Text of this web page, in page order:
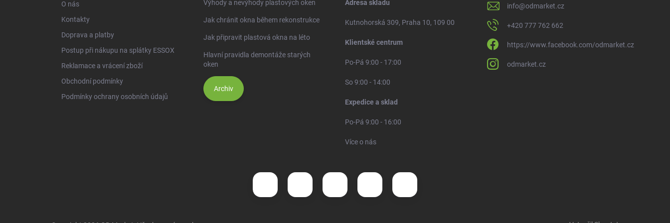
O nás
Kontakty
Doprava a platby
Postup při nákupu na splátky ESSOX
Reklamace a vrácení zboží
Obchodní podmínky
Podmínky ochrany osobních údajů
Výhody a nevýhody plastových oken
Jak chránit okna během rekonstrukce
Jak připravit plastová okna na léto
Hlavní pravidla demontáže starých
oken
Archiv
Adresa skladu
Kutnohorská 309, Praha 10, 109 00
Klientské centrum
Po-Pá 9:00 - 17:00
So 9:00 - 14:00
Expedice a sklad
Po-Pá 9:00 - 16:00
Více o nás
info@odmarket.cz
+420 777 762 662
https://www.facebook.com/odmarket.cz
odmarket.cz